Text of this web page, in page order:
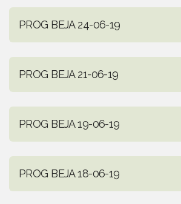
PROG BEJA 24-06-19
PROG BEJA 21-06-19
PROG BEJA 19-06-19
PROG BEJA 18-06-19